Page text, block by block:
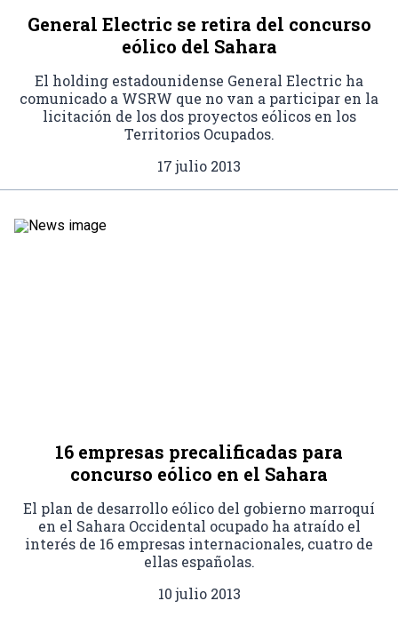
General Electric se retira del concurso
eólico del Sahara
El holding estadounidense General Electric ha
comunicado a WSRW que no van a participar en la
licitación de los dos proyectos eólicos en los
Territorios Ocupados.
17 julio 2013
16 empresas precalificadas para
concurso eólico en el Sahara
El plan de desarrollo eólico del gobierno marroquí
en el Sahara Occidental ocupado ha atraído el
interés de 16 empresas internacionales, cuatro de
ellas españolas.
10 julio 2013